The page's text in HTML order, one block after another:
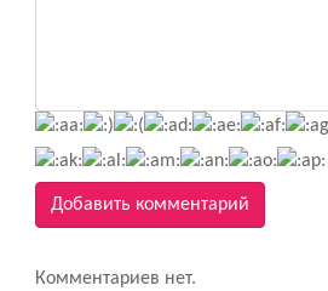
Добавить комментарий
Комментариев нет.